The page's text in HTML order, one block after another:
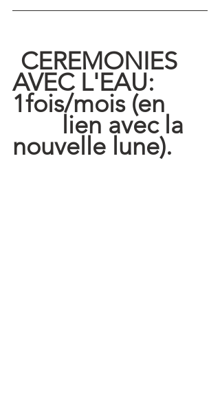
CEREMONIES
AVEC L'EAU:
1fois/mois (en
        lien avec la
nouvelle lune).